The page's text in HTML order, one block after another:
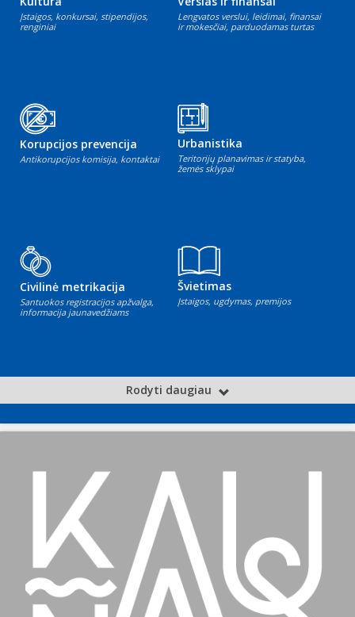
Įstaigos, konkursai, stipendijos,
renginiai
Lengvatos verslui, leidimai, finansai
ir mokesčiai, parduodamas turtas
Korupcijos prevencija
Antikorupcijos komisija, kontaktai
Urbanistika
Teritorijų planavimas ir statyba,
žemės sklypai
Civilinė metrikacija
Santuokos registracijos apžvalga,
informacija jaunavedžiams
Švietimas
Įstaigos, ugdymas, premijos
Rodyti daugiau